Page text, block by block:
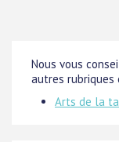
Nous vous
autres rubriques
Arts de la